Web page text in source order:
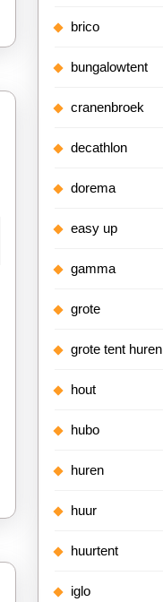
brico
bungalowtent
cranenbroek
decathlon
dorema
easy up
gamma
grote
grote tent huren
hout
hubo
huren
huur
huurtent
iglo